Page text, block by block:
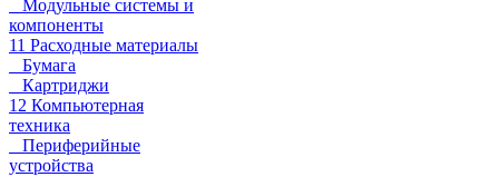
Модульные системы и
компоненты
11 Расходные материалы
Бумага
Картриджи
12 Компьютерная
техника
Периферийные
устройства